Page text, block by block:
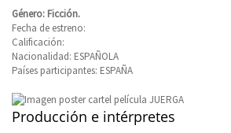
Género: Ficción.
Fecha de estreno:
Calificación:
Nacionalidad: ESPAÑOLA
Países participantes: ESPAÑA
Producción e intérpretes